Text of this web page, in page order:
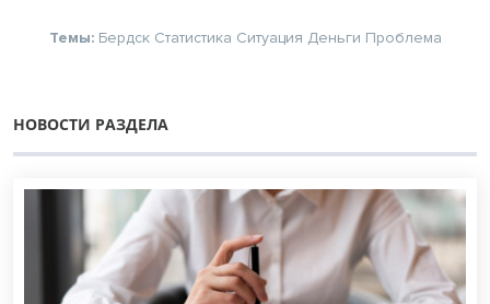
Темы: Бердск Статистика Ситуация Деньги Проблема
НОВОСТИ РАЗДЕЛА